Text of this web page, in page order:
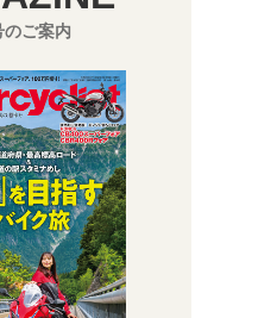
スタイル軽二輪スクーター「
のご案内